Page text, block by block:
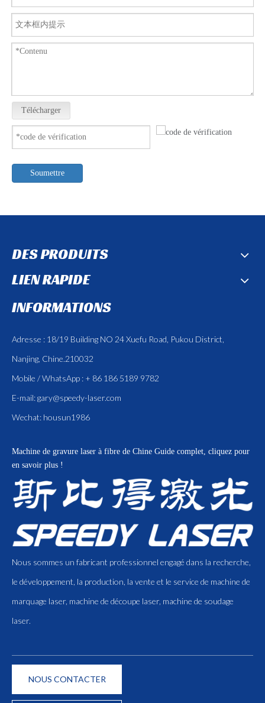
Télécharger
Soumettre
DES PRODUITS
LIEN RAPIDE
INFORMATIONS
Adresse : 18/19 Building NO 24 Xuefu Road, Pukou District,
Nanjing, Chine.210032
Mobile / WhatsApp : + 86 186 5189 9782
E-mail:gary@speedy-laser.com
Wechat: housun1986
Machine de gravure laser à fibre de Chine Guide complet, cliquez pour
en savoir plus !
Nous sommes un fabricant professionnel engagé dans la recherche,
le développement, la production, la vente et le service de machine de
marquage laser, machine de découpe laser, machine de soudage
laser.
NOUS CONTACTER